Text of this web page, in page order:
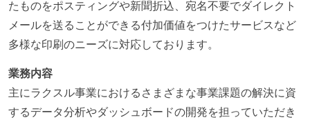
たものをポスティングや新聞折込、宛名不要でダイレクト
メールを送ることができる付加価値をつけたサービスなど
多様な印刷のニーズに対応しております。
業務内容
主にラクスル事業におけるさまざまな事業課題の解決に資
するデータ分析やダッシュボードの開発を担っていただき